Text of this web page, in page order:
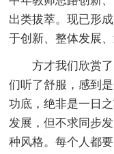
出类拔萃。现已形
于创新、整体发展
方才我们欣赏
们听了舒服，感到
功底，绝非是一日
发展，但不求同步
种风格。每个人都